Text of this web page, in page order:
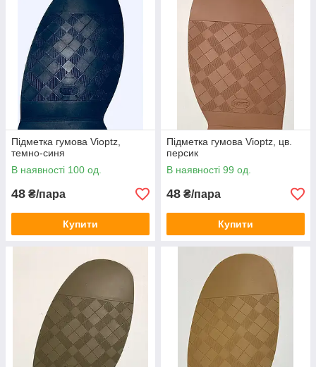
Підметка гумова Vioptz,
темно-синя
В наявності 100 од.
48 ₴/пара
Купити
Підметка гумова Vioptz, цв.
персик
В наявності 99 од.
48 ₴/пара
Купити